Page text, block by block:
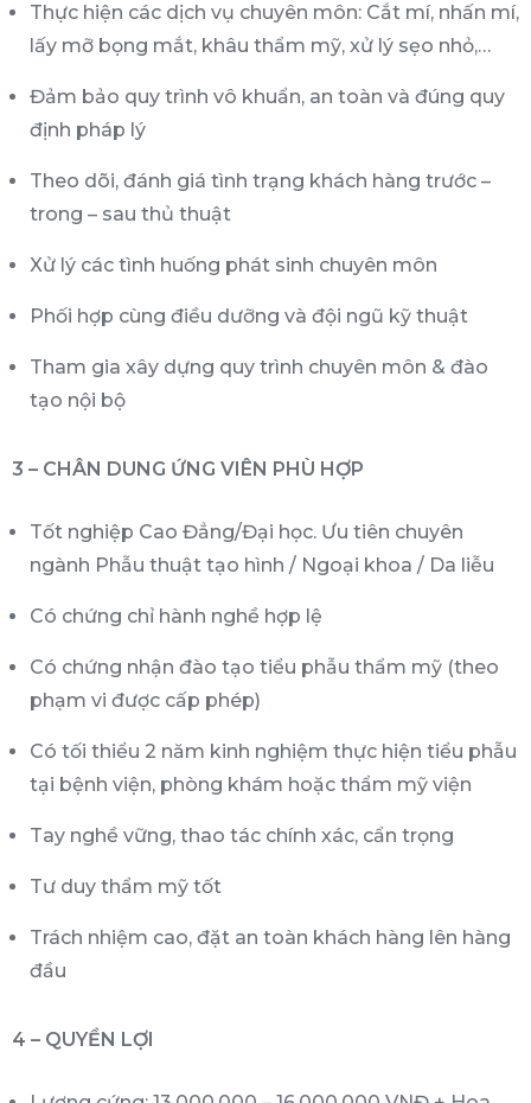
Thực hiện các dịch vụ chuyên môn: Cắt mí, nhấn mí,
lấy mỡ bọng mắt, khâu thẩm mỹ, xử lý sẹo nhỏ,…
Đảm bảo quy trình vô khuẩn, an toàn và đúng quy
định pháp lý
Theo dõi, đánh giá tình trạng khách hàng trước –
trong – sau thủ thuật
Xử lý các tình huống phát sinh chuyên môn
Phối hợp cùng điều dưỡng và đội ngũ kỹ thuật
Tham gia xây dựng quy trình chuyên môn & đào
tạo nội bộ
3 – CHÂN DUNG ỨNG VIÊN PHÙ HỢP
Tốt nghiệp Cao Đẳng/Đại học. Ưu tiên chuyên
ngành Phẫu thuật tạo hình / Ngoại khoa / Da liễu
Có chứng chỉ hành nghề hợp lệ
Có chứng nhận đào tạo tiểu phẫu thẩm mỹ (theo
phạm vi được cấp phép)
Có tối thiểu 2 năm kinh nghiệm thực hiện tiểu phẫu
tại bệnh viện, phòng khám hoặc thẩm mỹ viện
Tay nghề vững, thao tác chính xác, cẩn trọng
Tư duy thẩm mỹ tốt
Trách nhiệm cao, đặt an toàn khách hàng lên hàng
đầu
4 – QUYỀN LỢI